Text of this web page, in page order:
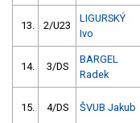
13. 2/U23
LIGURSKÝ
Ivo
14. 3/DS
BARGEL
Radek
15. 4/DS ŠVUB Jakub